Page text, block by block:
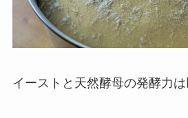
イーストと天然酵母の発酵力は